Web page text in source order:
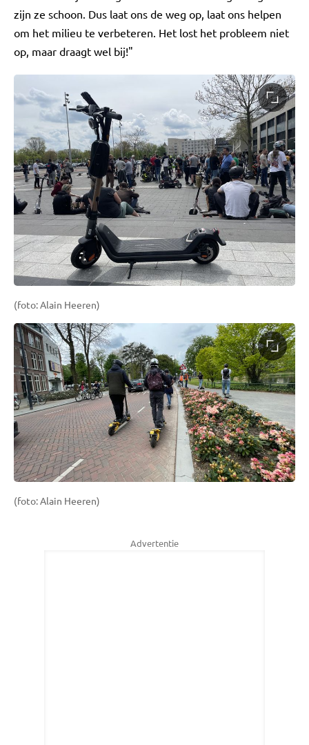
zijn ze schoon. Dus laat ons de weg op, laat ons helpen
om het milieu te verbeteren. Het lost het probleem niet
op, maar draagt wel bij!"
(foto: Alain Heeren)
(foto: Alain Heeren)
Advertentie